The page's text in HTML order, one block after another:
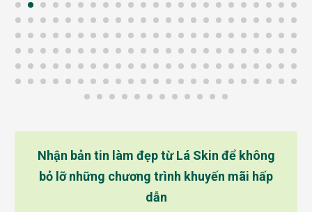
392,000₫
Nhận bản tin làm đẹp từ Lá Skin để không
bỏ lỡ những chương trình khuyến mãi hấp
dẫn